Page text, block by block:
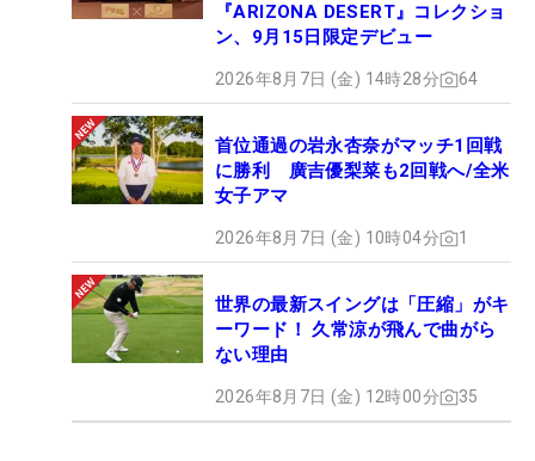
『ARIZONA DESERT』コレクショ
ン、9月15日限定デビュー
2026年8月7日 (金) 14時28分 64
首位通過の岩永杏奈がマッチ1回戦
に勝利 廣吉優梨菜も2回戦へ/全米
女子アマ
2026年8月7日 (金) 10時04分 1
世界の最新スイングは「圧縮」がキ
ーワード！ 久常涼が飛んで曲がら
ない理由
2026年8月7日 (金) 12時00分 35